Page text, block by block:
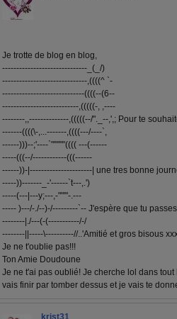
Je trotte de blog en blog,
------------------------------_(_/)
------------------------------,((((^ `-
-----------------------------((((--(6--
---------------------------,(((((-, ,----
--------,,--------------,(((((--/"._--,',; Pour te
-------((((\-,...-------,((((---/----`,
------)))--;'----`"'"'""(((( ---(------
-----(((--/------------(((------
------))-|----------------------| une tres bonne
-----))-------_-'------`t---,.')
-----(---|---y;---,-""'"-.---
----- )---/-./--)-/---------`-- J'espère que tu
--------|./---(-(-----------/-/
--------||-----\----------//..'Amitié et gros bisous
Je ne t'oublie pas!!!
Ton Amie Doudoune
Je ne t'ai pas oublié! Je cherche lol dans
vais finir par tomber dessus et je vais te
krist31